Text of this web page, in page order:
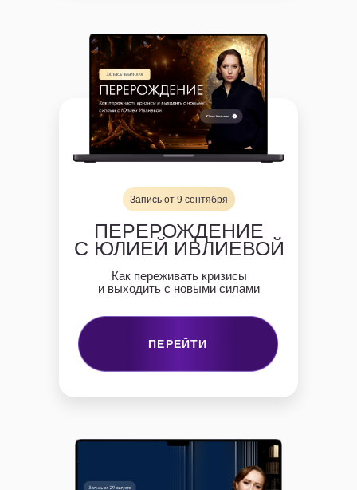
ПЕРЕРОЖДЕНИЕ
С ЮЛИЕЙ ИВЛИЕВОЙ
Как переживать кризисы
и выходить с новыми силами
ПЕРЕЙТИ
Запись от 9 сентября